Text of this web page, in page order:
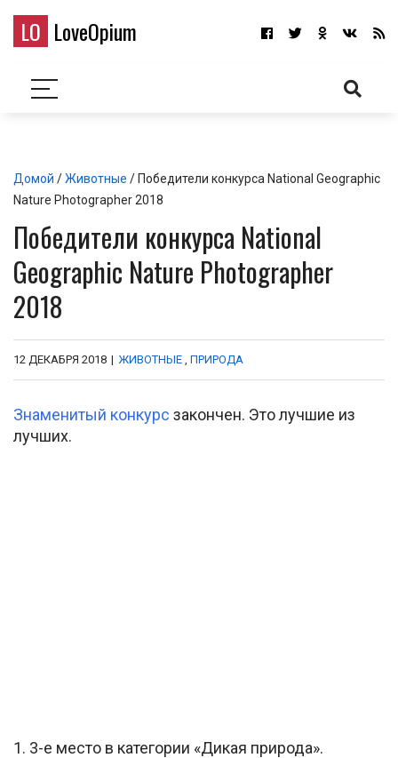
LO LoveOpium
Домой /Животные / Победители конкурса National Geographic
Nature Photographer 2018
Победители конкурса National
Geographic Nature Photographer
2018
12 ДЕКАБРЯ 2018 | ЖИВОТНЫЕ , ПРИРОДА
Знаменитый конкурс закончен. Это лучшие из
лучших.
1. 3-е место в категории «Дикая природа».